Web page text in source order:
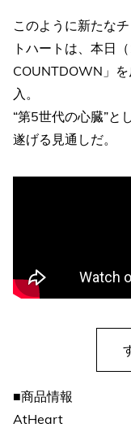
このように新たな
トハートは、本日
COUNTDOWN」
入。
“第5世代の心臓”と
遂げる見通しだ。
■商品情報
AtHeart